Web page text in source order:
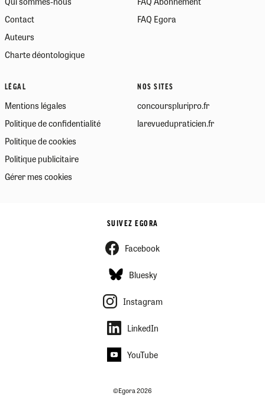
Contact
Auteurs
Charte déontologique
FAQ Egora
LÉGAL
Mentions légales
Politique de confidentialité
Politique de cookies
Politique publicitaire
Gérer mes cookies
NOS SITES
concourspluripro.fr
larevuedupraticien.fr
SUIVEZ EGORA
Facebook
Bluesky
Instagram
LinkedIn
YouTube
©Egora 2026